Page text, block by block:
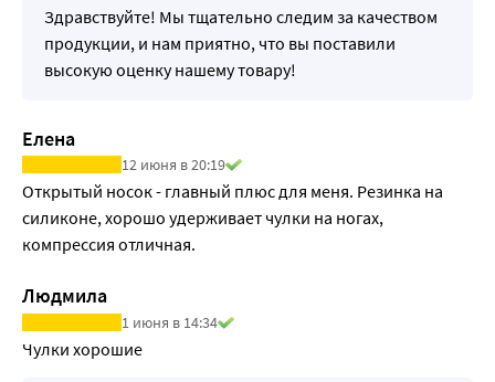
-Силиконовое нанесение:
Силиконовое нанесение в области стопы фиксирует
чулок на ноге.
дополнительной нитью повышает прочность изделия и
сохраняет естественный влаго-воздухообмен кожи.
-Нити класса "А":
Комплексные нити класса «А» с двойной S-образной
оплеткой во встречных направлениях обеспечивают
прочность.
-Мягкость и эластичность:
Лайкра в составе чулок делает их мягкими и приятными
Здравствуйте! Мы тщательно следим за качеством
продукции, и нам приятно, что вы поставили
высокую оценку нашему товару!
Елена
12 июня в 20:19
Открытый носок - главный плюс для меня. Резинка на
силиконе, хорошо удерживает чулки на ногах,
компрессия отличная.
Людмила
1 июня в 14:34
Чулки хорошие